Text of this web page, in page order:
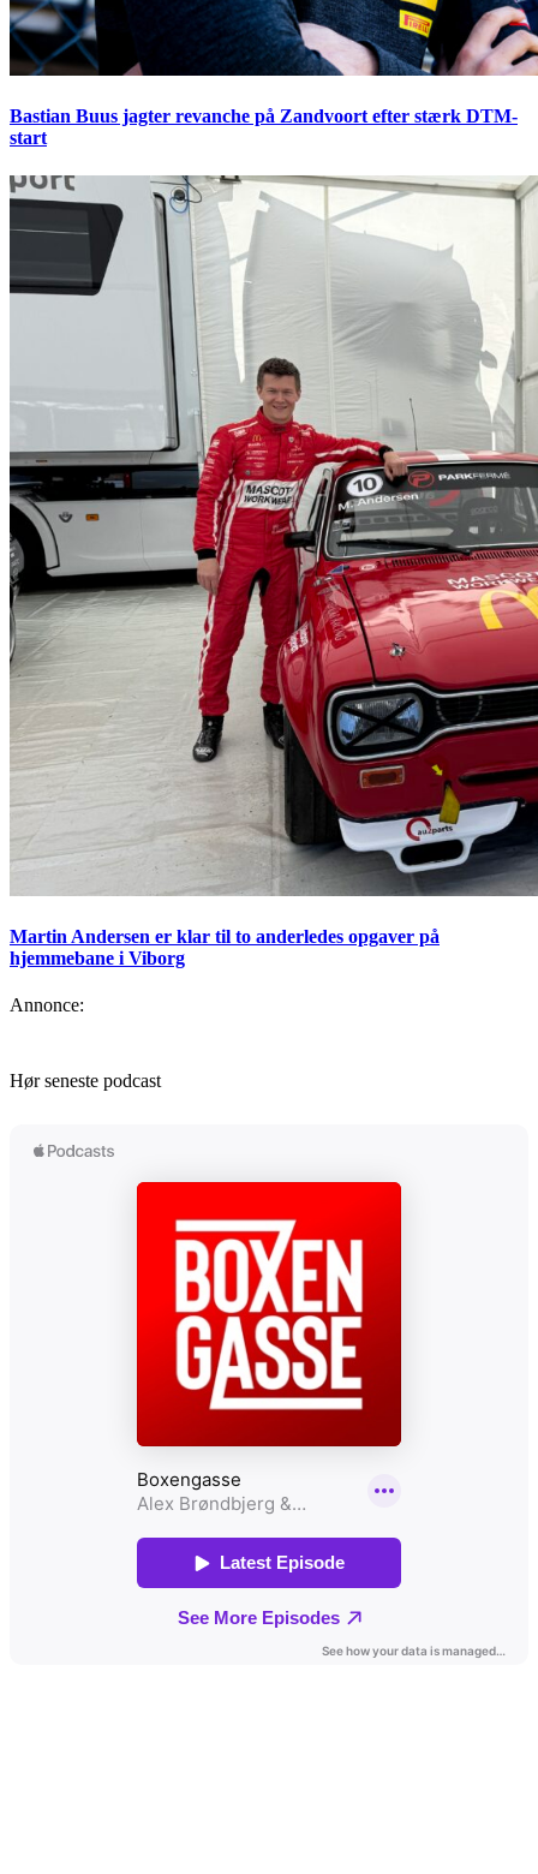
Bastian Buus jagter revanche på Zandvoort efter stærk DTM-
start
Martin Andersen er klar til to anderledes opgaver på
hjemmebane i Viborg
Annonce:
Hør seneste podcast